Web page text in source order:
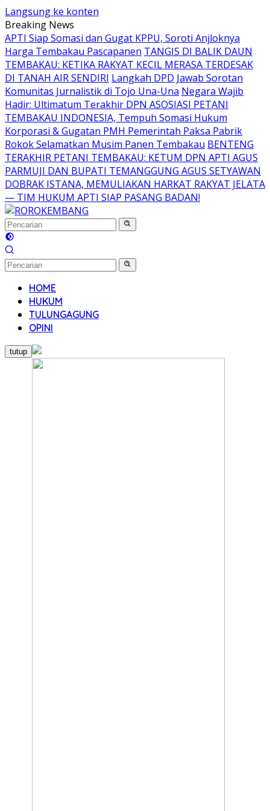
Langsung ke konten
Breaking News
APTI Siap Somasi dan Gugat KPPU, Soroti Anjloknya
Harga Tembakau Pascapanen TANGIS DI BALIK DAUN
TEMBAKAU: KETIKA RAKYAT KECIL MERASA TERDESAK
DI TANAH AIR SENDIRI Langkah DPD Jawab Sorotan
Komunitas Jurnalistik di Tojo Una-Una Negara Wajib
Hadir: Ultimatum Terakhir DPN ASOSIASI PETANI
TEMBAKAU INDONESIA, Tempuh Somasi Hukum
Korporasi & Gugatan PMH Pemerintah Paksa Pabrik
Rokok Selamatkan Musim Panen Tembakau BENTENG
TERAKHIR PETANI TEMBAKAU: KETUM DPN APTI AGUS
PARMUJI DAN BUPATI TEMANGGUNG AGUS SETYAWAN
DOBRAK ISTANA, MEMULIAKAN HARKAT RAKYAT JELATA
— TIM HUKUM APTI SIAP PASANG BADAN!
HOME
HUKUM
TULUNGAGUNG
OPINI
tutup